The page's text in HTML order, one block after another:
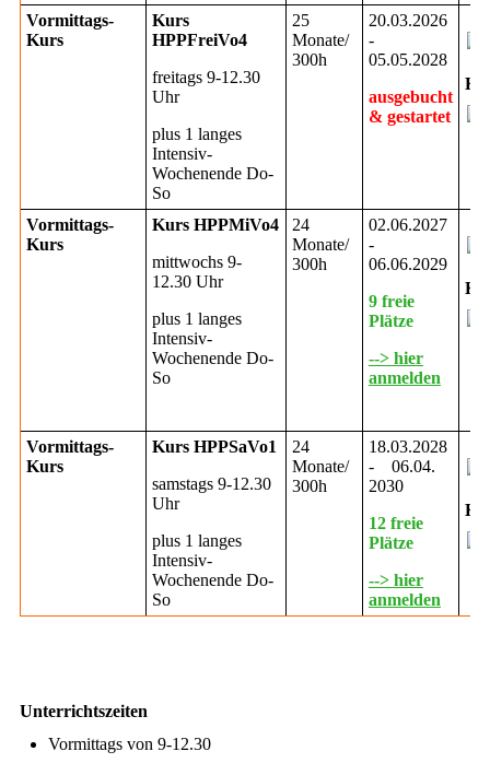
Vormittags-
Kurs
Kurs
HPPFreiVo4
freitags 9-12.30
Uhr
plus 1 langes
Intensiv-
Wochenende Do-
So
25
Monate/
300h
20.03.2026
-
05.05.2028
ausgebucht
& gestartet
Vormittags-
Kurs
Kurs HPPMiVo4
mittwochs 9-
12.30 Uhr
plus 1 langes
Intensiv-
Wochenende Do-
So
24
Monate/
300h
02.06.2027
-
06.06.2029
9 freie
Plätze
--> hier
anmelden
Vormittags-
Kurs
Kurs HPPSaVo1
samstags 9-12.30
Uhr
plus 1 langes
Intensiv-
Wochenende Do-
So
24
Monate/
300h
18.03.2028
- 06.04.
2030
12 freie
Plätze
--> hier
anmelden
Unterrichtszeiten
Vormittags von 9-12.30